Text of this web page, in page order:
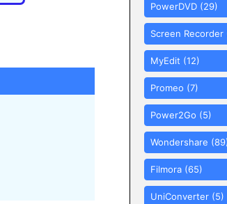
PowerDVD (29)
Screen Recorder
MyEdit (12)
Promeo (7)
Power2Go (5)
Wondershare
Filmora (65)
UniConverter (5)